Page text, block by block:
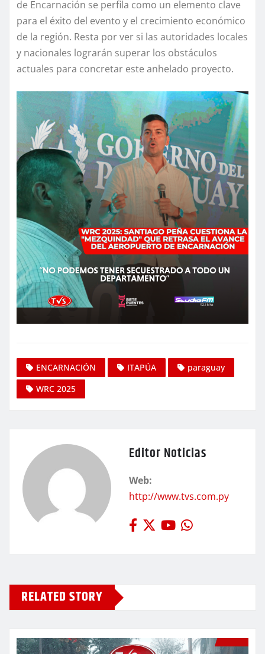
de Encarnación se perfila como un elemento clave
para el éxito del evento y el crecimiento económico
de la región. Resta por ver si las autoridades locales
y nacionales lograrán superar los obstáculos
actuales para concretar este anhelado proyecto.
ENCARNACIÓN ITAPÚA
paraguay
WRC 2025
Editor Noticias
Web:
http://www.tvs.com.py
RELATED STORY